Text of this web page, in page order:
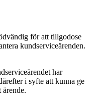
för att tillgodose
kundserviceärenden.
har
i syfte att kunna ge